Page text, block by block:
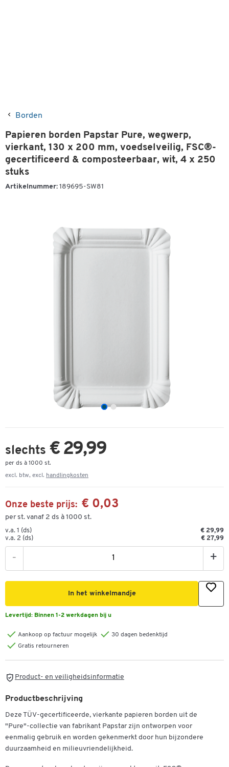
Borden
Papieren borden Papstar Pure, wegwerp,
vierkant, 130 x 200 mm, voedselveilig, FSC®-
gecertificeerd & composteerbaar, wit, 4 x 250
stuks
Artikelnummer: 189695-SW81
slechts € 29,99
per ds à 1000 st.
excl. btw, excl. handlingkosten
Onze beste prijs: € 0,03
per st. vanaf 2 ds à 1000 st.
v.a. 1 (ds)
€ 29,99
v.a. 2 (ds)
€ 27,99
- +
In het winkelmandje
Levertijd: Binnen 1-2 werkdagen bij u
Aankoop op factuur mogelijk
30 dagen bedenktijd
Gratis retourneren
Product- en veiligheidsinformatie
Productbeschrijving
Deze TÜV-gecertificeerde, vierkante papieren borden uit de
"Pure"-collectie van fabrikant Papstar zijn ontworpen voor
eenmalig gebruik en worden gekenmerkt door hun bijzondere
duurzaamheid en milieuvriendelijkheid.